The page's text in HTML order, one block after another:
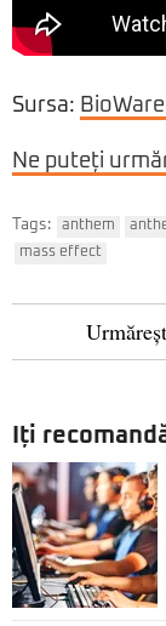
Sursa:
Ne puteți
Tags: anthem
mass effect
Iți